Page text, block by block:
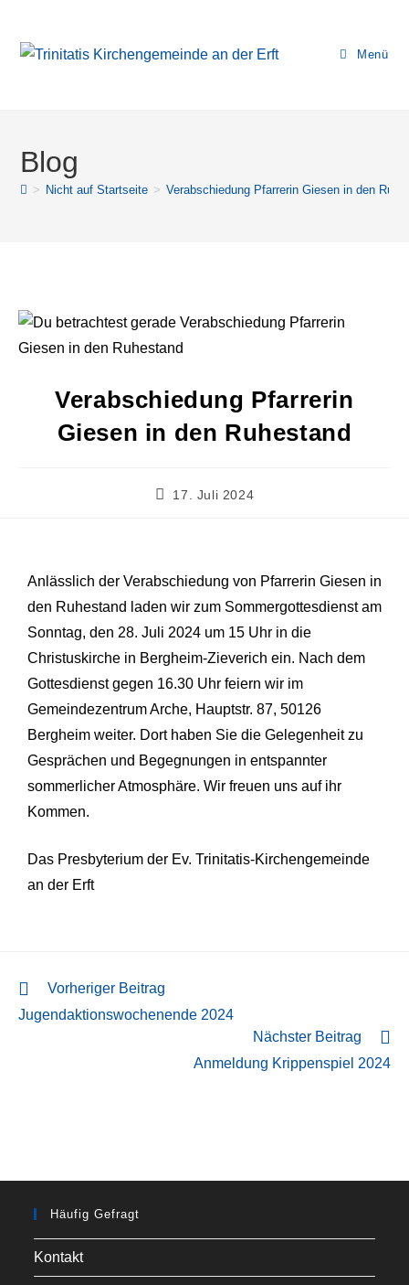
Menü
Blog
> Nicht auf Startseite > Verabschiedung Pfarrerin Giesen in den
Verabschiedung Pfarrerin
Giesen in den Ruhestand
17. Juli 2024
Anlässlich der Verabschiedung von Pfarrerin Giesen in
den Ruhestand laden wir zum Sommergottesdienst am
Sonntag, den 28. Juli 2024 um 15 Uhr in die
Christuskirche in Bergheim-Zieverich ein. Nach dem
Gottesdienst gegen 16.30 Uhr feiern wir im
Gemeindezentrum Arche, Hauptstr. 87, 50126
Bergheim weiter. Dort haben Sie die Gelegenheit zu
Gesprächen und Begegnungen in entspannter
sommerlicher Atmosphäre. Wir freuen uns auf ihr
Kommen.
Das Presbyterium der Ev. Trinitatis-Kirchengemeinde
an der Erft
Vorheriger Beitrag
Jugendaktionswochenende 2024
Nächster Beitrag
Anmeldung Krippenspiel 2024
Häufig Gefragt
Kontakt